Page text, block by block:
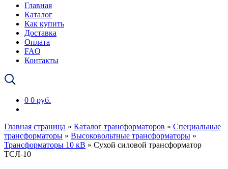
Главная
Каталог
Как купить
Доставка
Оплата
FAQ
Контакты
0 0 руб.
Главная страница » Каталог трансформаторов » Специальные
трансформаторы » Высоковольтные трансформаторы »
Трансформаторы 10 кВ » Сухой силовой трансформатор
ТСЛ-10